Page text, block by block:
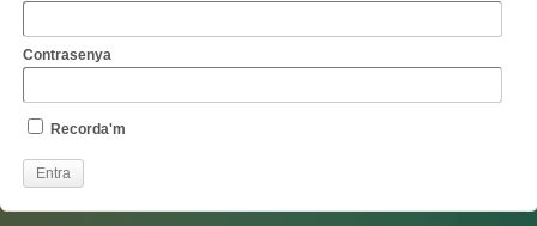
Contrasenya
Recorda'm